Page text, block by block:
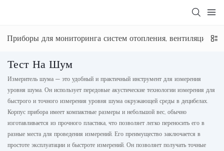
Приборы для мониторинга систем отопления, вентиляции и
Тест На Шум
Измеритель шума — это удобный и практичный инструмент для измерения
уровня шума. Он использует передовые акустические технологии измерения для
быстрого и точного измерения уровня шума окружающей среды в децибелах.
Корпус прибора имеет компактные размеры и небольшой вес, обычно
изготавливается из прочного пластика, что позволяет легко переносить его в
разные места для проведения измерений. Его преимущество заключается в
простоте эксплуатации и быстроте измерений. Он позволяет получать точные